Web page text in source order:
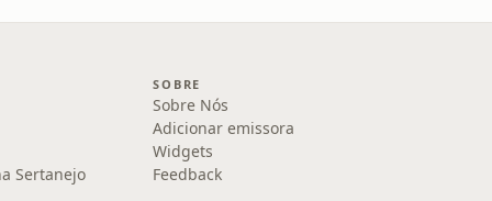
Sertanejo
SOBRE
Sobre Nós
Adicionar emissora
Widgets
Feedback